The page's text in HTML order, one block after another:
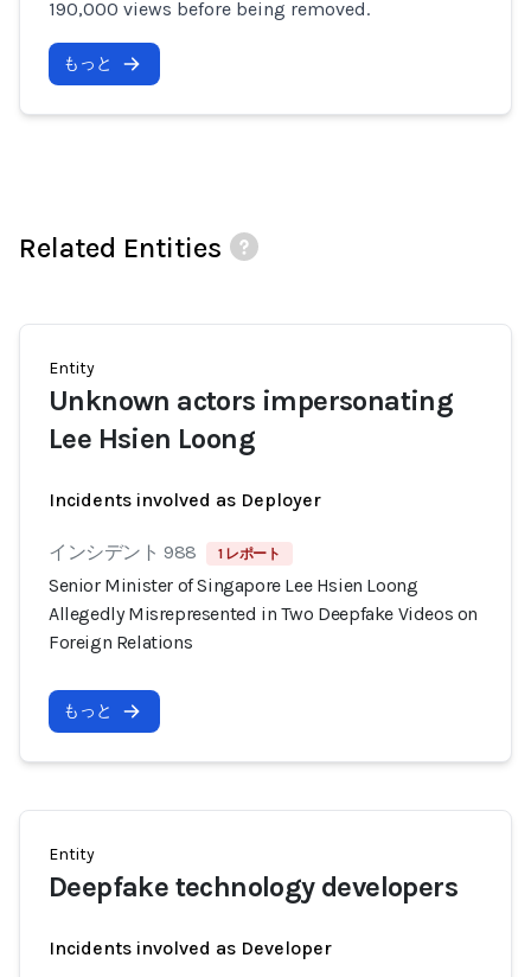
190,000 views before being removed.
もっと
Related Entities
Entity
Unknown actors impersonating
Lee Hsien Loong
Incidents involved as Deployer
インシデント 988 1 レポート
Senior Minister of Singapore Lee Hsien Loong
Allegedly Misrepresented in Two Deepfake Videos on
Foreign Relations
もっと
Entity
Deepfake technology developers
Incidents involved as Developer